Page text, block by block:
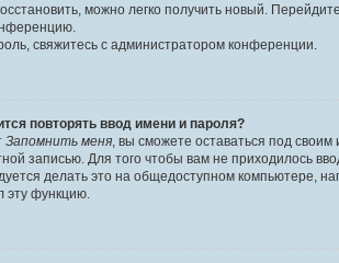
можно легко получить новый.
свяжитесь с администратором конференции.
повторять ввод имени и пароля?
Запомнить меня , вы сможете оставаться под
записью. Для того чтобы вам не приходилось
делать это на общедоступном компьютере,
эту функцию.